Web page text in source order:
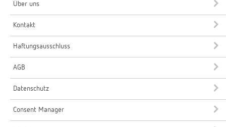
Über uns
Kontakt
Haftungsausschluss
AGB
Datenschutz
Consent Manager